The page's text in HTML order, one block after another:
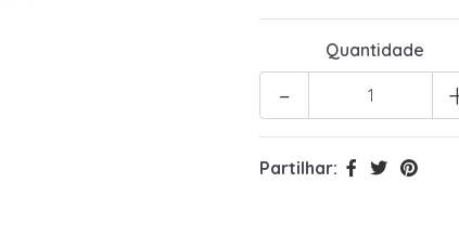
Quantidade
-
Partilhar: